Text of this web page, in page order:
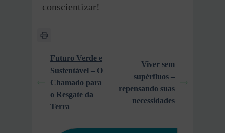
conscientizar!
Futuro Verde e
Sustentável – O
Chamado para
o Resgate da
Terra
Viver sem
supérfluos –
repensando suas
necessidades